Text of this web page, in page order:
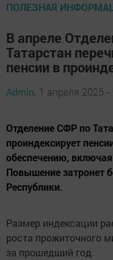
ПОЛЕЗНАЯ
В апреле
Татарстан
пенсии в
Admin, 1 апреля 2025 -
Отделение СФР по
проиндексирует
обеспечению,
Повышение затронет
Республики.
Размер индексации
роста прожиточного
за прошедший год.